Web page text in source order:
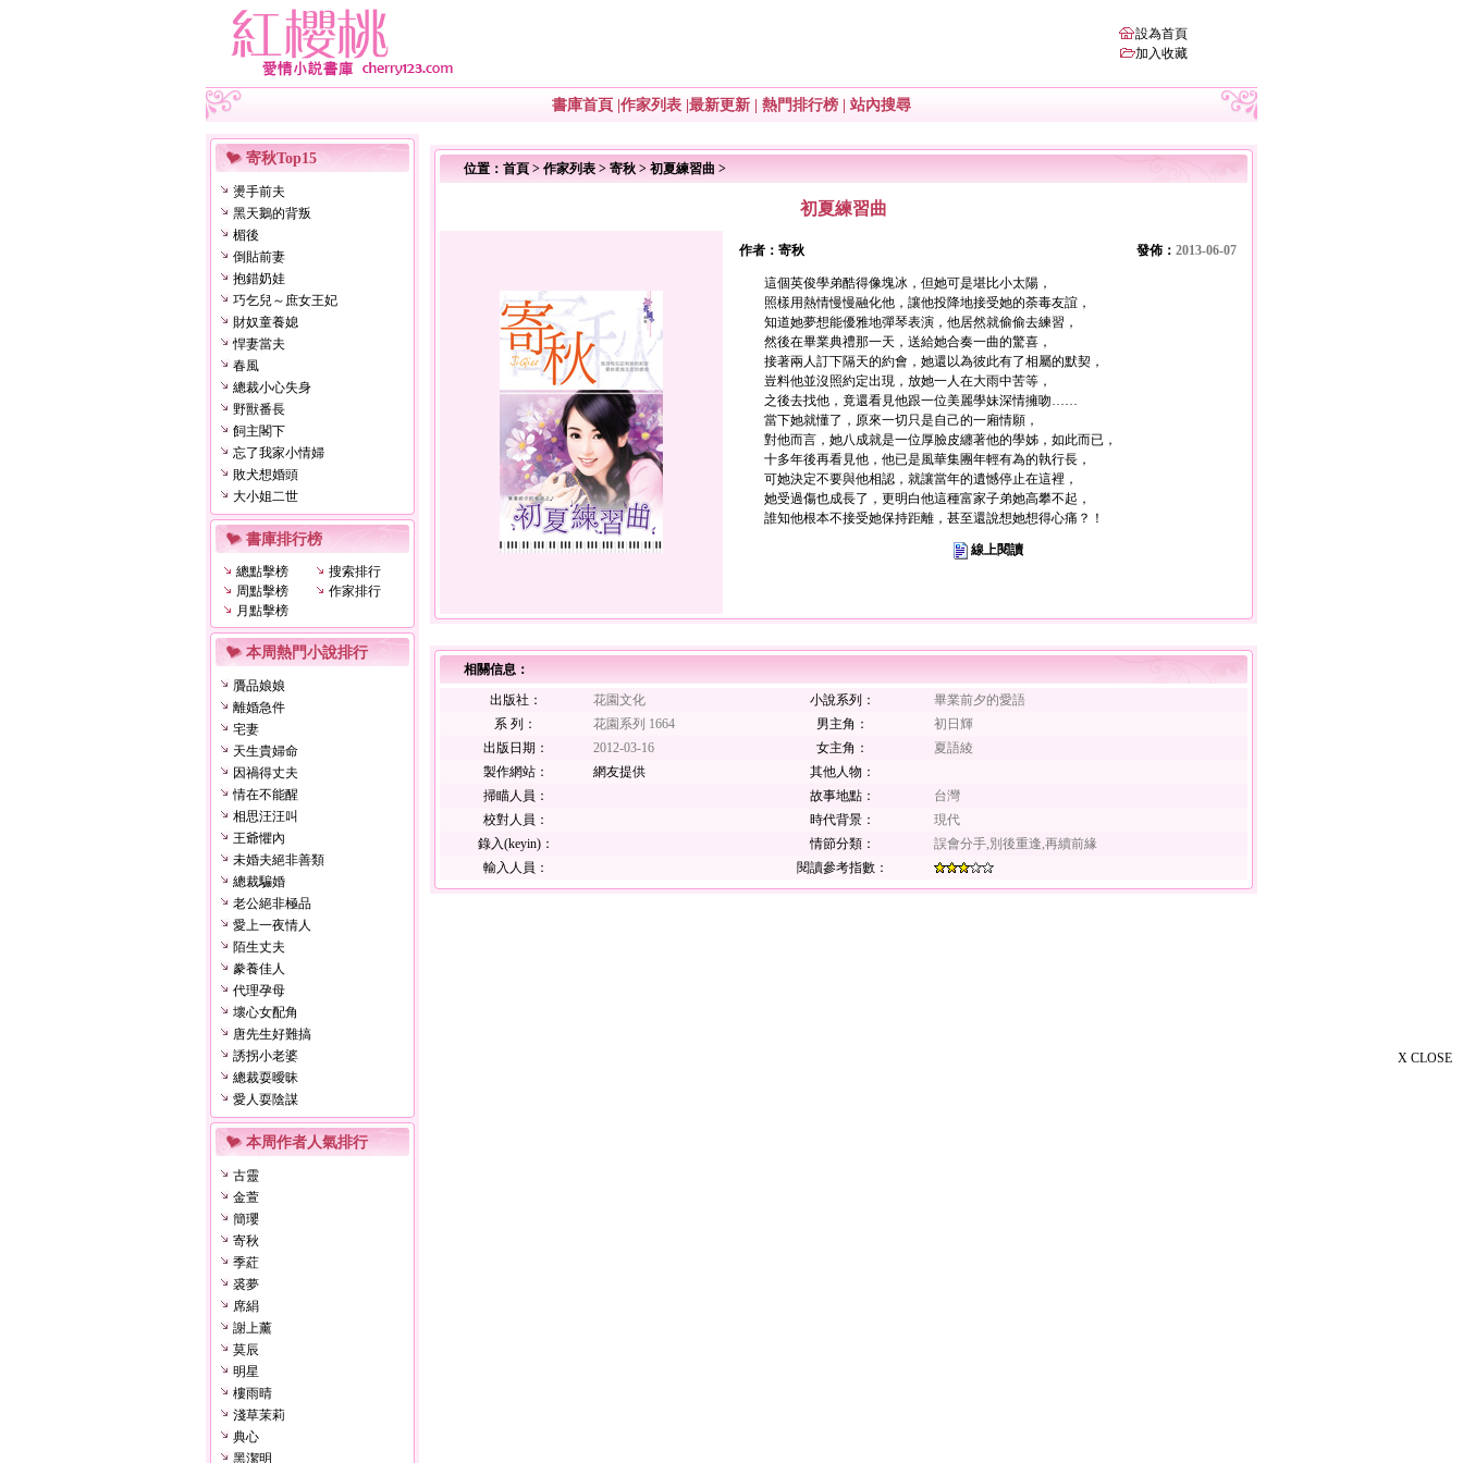
X CLOSE
設為首頁
加入收藏
書庫首頁 作家列表 最新更新 熱門排行榜 站內搜尋
寄秋Top15
燙手前夫
黑天鵝的背叛
楣後
倒貼前妻
抱錯奶娃
巧乞兒～庶女王妃
財奴童養媳
悍妻當夫
春風
總裁小心失身
野獸番長
飼主閣下
忘了我家小情婦
敗犬想婚頭
大小姐二世
書庫排行榜
總點擊榜
搜索排行
周點擊榜
作家排行
月點擊榜
本周熱門小說排行
贗品娘娘
離婚急件
宅妻
天生貴婦命
因禍得丈夫
情在不能醒
相思汪汪叫
王爺懼內
未婚夫絕非善類
總裁騙婚
老公絕非極品
愛上一夜情人
陌生丈夫
豢養佳人
代理孕母
壞心女配角
唐先生好難搞
誘拐小老婆
總裁耍曖昧
愛人耍陰謀
本周作者人氣排行
古靈
金萱
簡瓔
寄秋
季葒
裘夢
席絹
謝上薰
莫辰
明星
樓雨晴
淺草茉莉
典心
黑潔明
位置： 首頁 > 作家列表 > 寄秋 > 初夏練習曲 >
初夏練習曲
作者： 寄秋 發佈： 2013-06-07
這個英俊學弟酷得像塊冰，但她可是堪比小太陽，
照樣用熱情慢慢融化他，讓他投降地接受她的荼毒友誼，
知道她夢想能優雅地彈琴表演，他居然就偷偷去練習，
然後在畢業典禮那一天，送給她合奏一曲的驚喜，
接著兩人訂下隔天的約會，她還以為彼此有了相屬的默契，
豈料他並沒照約定出現，放她一人在大雨中苦等，
之後去找他，竟還看見他跟一位美麗學妹深情擁吻……
當下她就懂了，原來一切只是自己的一廂情願，
對他而言，她八成就是一位厚臉皮纏著他的學姊，如此而已，
十多年後再看見他，他已是風華集團年輕有為的執行長，
可她決定不要與他相認，就讓當年的遺憾停止在這裡，
她受過傷也成長了，更明白他這種富家子弟她高攀不起，
誰知他根本不接受她保持距離，甚至還說想她想得心痛？！
線上閱讀
相關信息：
出版社：
花園文化 小說系列：
畢業前夕的愛語
系 列：
花園系列 1664 男主角：
初日輝
出版日期：
2012-03-16 女主角：
夏語綾
製作網站：
網友提供
其他人物：
掃瞄人員：
故事地點：
台灣
校對人員：
時代背景：
現代
錄入(keyin)：
情節分類：
誤會分手,別後重逢,再續前緣
輸入人員：
閱讀參考指數：